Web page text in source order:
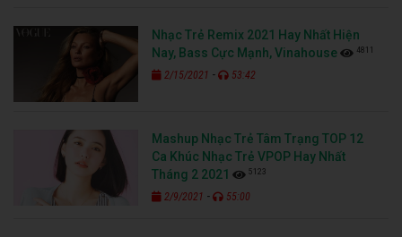
Nhạc Trẻ Remix 2021 Hay Nhất Hiện
Nay, Bass Cực Mạnh, Vinahouse
4811
2/15/2021 - 53:42
Mashup Nhạc Trẻ Tâm Trạng TOP 12
Ca Khúc Nhạc Trẻ VPOP Hay Nhất
Tháng 2 2021
5123
2/9/2021 - 55:00